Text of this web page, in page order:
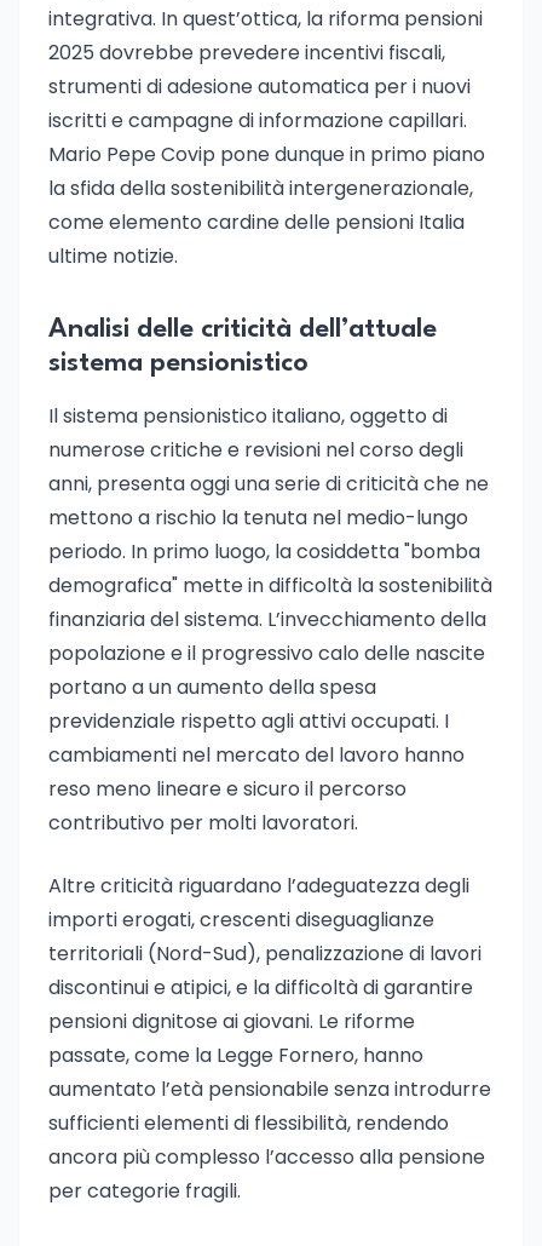
integrativa. In quest’ottica, la riforma pensioni
2025 dovrebbe prevedere incentivi fiscali,
strumenti di adesione automatica per i nuovi
iscritti e campagne di informazione capillari.
Mario Pepe Covip pone dunque in primo piano
la sfida della sostenibilità intergenerazionale,
come elemento cardine delle pensioni Italia
ultime notizie.
Analisi delle criticità dell’attuale
sistema pensionistico
Il sistema pensionistico italiano, oggetto di
numerose critiche e revisioni nel corso degli
anni, presenta oggi una serie di criticità che ne
mettono a rischio la tenuta nel medio-lungo
periodo. In primo luogo, la cosiddetta "bomba
demografica" mette in difficoltà la sostenibilità
finanziaria del sistema. L’invecchiamento della
popolazione e il progressivo calo delle nascite
portano a un aumento della spesa
previdenziale rispetto agli attivi occupati. I
cambiamenti nel mercato del lavoro hanno
reso meno lineare e sicuro il percorso
contributivo per molti lavoratori.
Altre criticità riguardano l’adeguatezza degli
importi erogati, crescenti diseguaglianze
territoriali (Nord-Sud), penalizzazione di lavori
discontinui e atipici, e la difficoltà di garantire
pensioni dignitose ai giovani. Le riforme
passate, come la Legge Fornero, hanno
aumentato l’età pensionabile senza introdurre
sufficienti elementi di flessibilità, rendendo
ancora più complesso l’accesso alla pensione
per categorie fragili.